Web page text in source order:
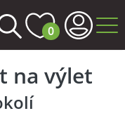
0
na výlet